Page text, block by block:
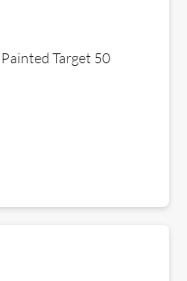
Target 50